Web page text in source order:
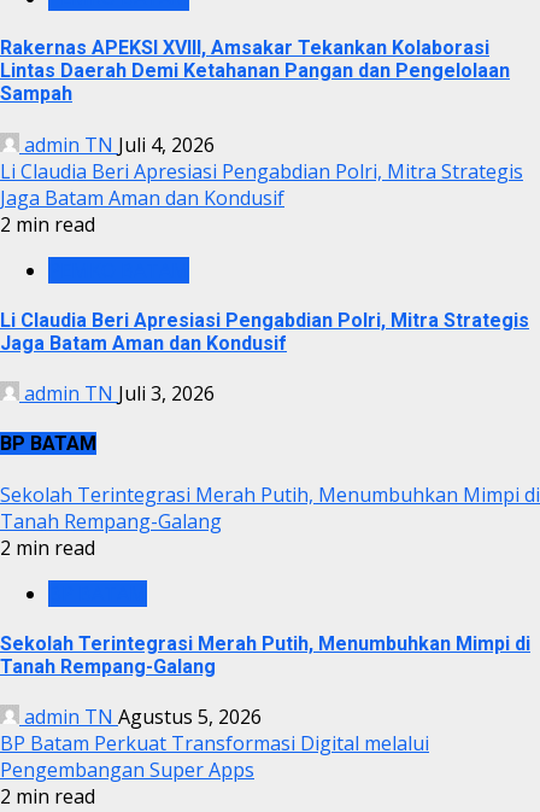
Rakernas APEKSI XVIII, Amsakar Tekankan Kolaborasi
Lintas Daerah Demi Ketahanan Pangan dan Pengelolaan
Sampah
admin TN Juli 4, 2026
Li Claudia Beri Apresiasi Pengabdian Polri, Mitra Strategis
Jaga Batam Aman dan Kondusif
2 min read
Li Claudia Beri Apresiasi Pengabdian Polri, Mitra Strategis
Jaga Batam Aman dan Kondusif
admin TN Juli 3, 2026
BP BATAM
Sekolah Terintegrasi Merah Putih, Menumbuhkan Mimpi di
Tanah Rempang-Galang
2 min read
Sekolah Terintegrasi Merah Putih, Menumbuhkan Mimpi di
Tanah Rempang-Galang
admin TN Agustus 5, 2026
BP Batam Perkuat Transformasi Digital melalui
Pengembangan Super Apps
2 min read